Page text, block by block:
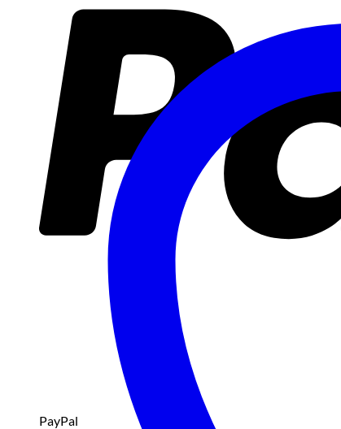
PayPal